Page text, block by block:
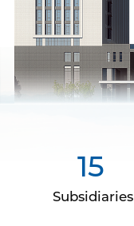
15
Subsidiaries